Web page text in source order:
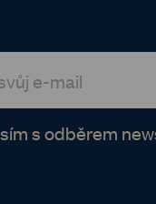
s odběrem